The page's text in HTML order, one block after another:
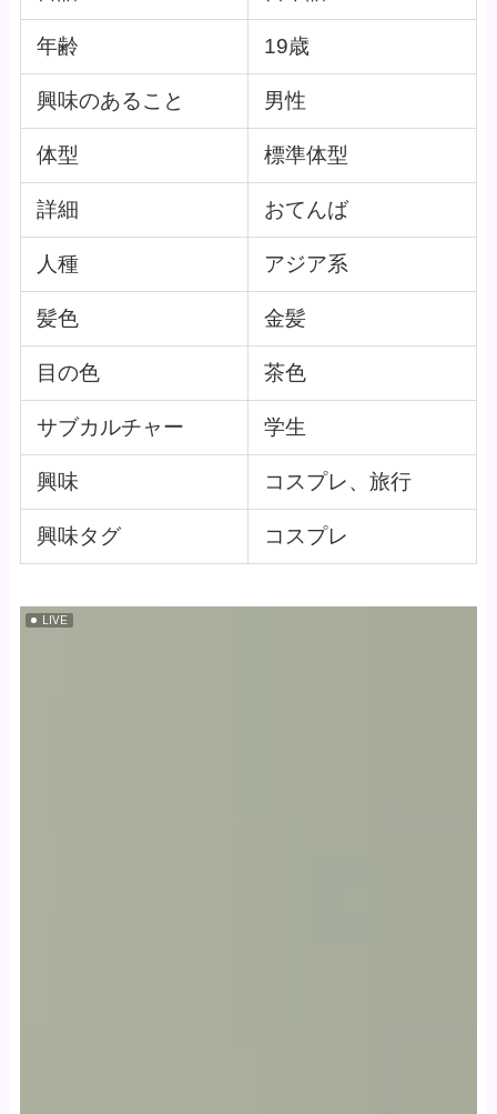
年齢 19歳
興味のあること 男性
体型 標準体型
詳細 おてんば
人種 アジア系
髪色 金髪
目の色 茶色
サブカルチャー 学生
興味 コスプレ、旅行
興味タグ コスプレ